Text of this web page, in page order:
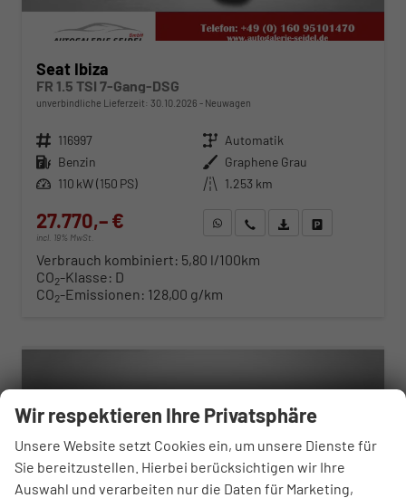
Seat Ibiza
FR 1.5 TSI 7-Gang-DSG
unverbindliche Lieferzeit: 30.10.2026 Neuwagen
Fahrzeugnr. 116997 Getriebe Automatik
Kraftstoff Benzin Außenfarbe Graphene Grau
Leistung 110 kW (150 PS) Kilometerstand 1.253 km
27.770,– €
incl. 19% MwSt.
WhatsApp anfragen
Wir rufen Sie anFahrzeugexposé (PDF)
Verbrauch kombiniert: 5,80 l/100km
CO2-Klasse: D
CO2-Emissionen: 128,00 g/km
Wir respektieren Ihre Privatsphäre
Unsere Website setzt Cookies ein, um unsere Dienste für
Sie bereitzustellen. Hierbei berücksichtigen wir Ihre
Auswahl und verarbeiten nur die Daten für Marketing,